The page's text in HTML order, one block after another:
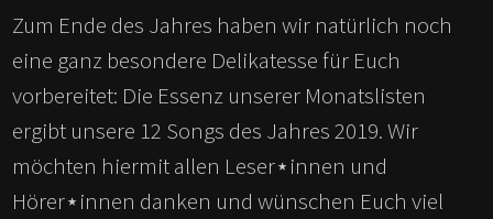
Zum Ende des Jahres haben wir natürlich noch
eine ganz besondere Delikatesse für Euch
vorbereitet: Die Essenz unserer Monatslisten
ergibt unsere 12 Songs des Jahres 2019. Wir
möchten hiermit allen Leser⋆innen und
Hörer⋆innen danken und wünschen Euch viel